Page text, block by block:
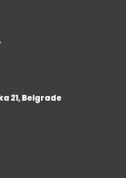
21, Belgrade